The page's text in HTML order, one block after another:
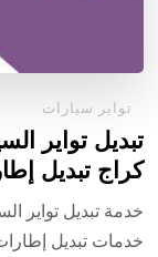
تواير سيارات
كراج تبديل
خدمة تبديل تواير
خدمات تبديل